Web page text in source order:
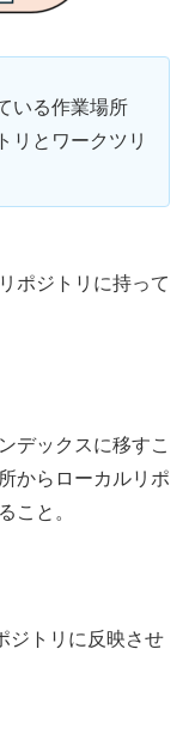
いる作業場所
リとワークツリ
ポジトリに持って
デックスに移すこ
からローカルリポ
こと。
ジトリに反映させ